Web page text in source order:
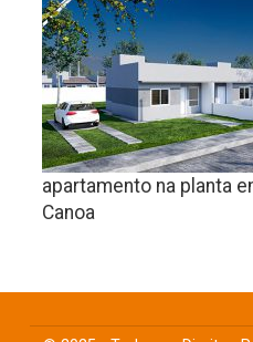
apartamento na planta
Canoa